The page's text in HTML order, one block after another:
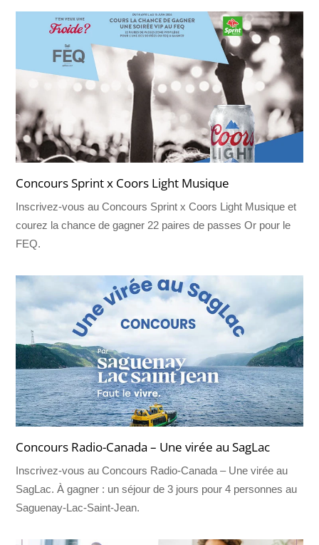
Concours Sprint x Coors Light Musique
Inscrivez-vous au Concours Sprint x Coors Light Musique et
courez la chance de gagner 22 paires de passes Or pour le
FEQ.
Concours Radio-Canada – Une virée au SagLac
Inscrivez-vous au Concours Radio-Canada – Une virée au
SagLac. À gagner : un séjour de 3 jours pour 4 personnes au
Saguenay-Lac-Saint-Jean.